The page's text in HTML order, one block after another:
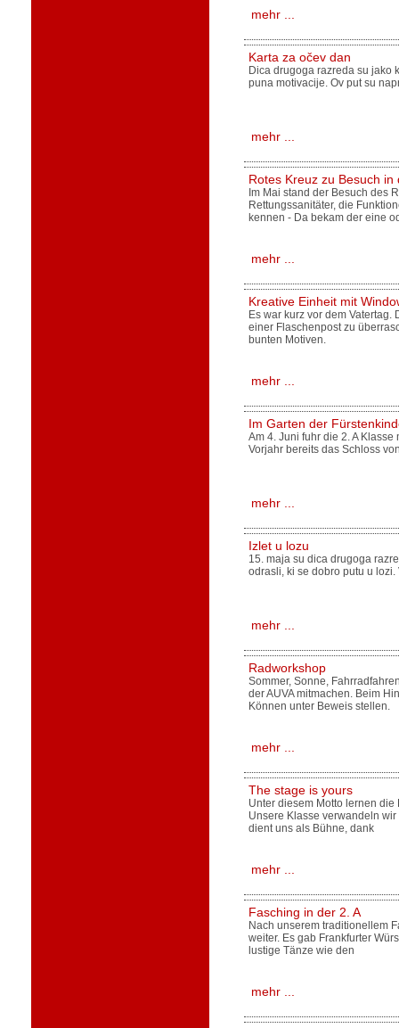
mehr ...
Karta za očev dan
Dica drugoga razreda su jako
puna motivacije. Ov put su
mehr ...
Rotes Kreuz zu Besuch in
Im Mai stand der Besuch des
Rettungssanitäter, die
kennen - Da bekam der eine
mehr ...
Kreative Einheit mit
Es war kurz vor dem Vatertag.
einer Flaschenpost zu
bunten Motiven.
mehr ...
Im Garten der
Am 4. Juni fuhr die 2. A
Vorjahr bereits das Schloss
mehr ...
Izlet u lozu
15. maja su dica drugoga
odrasli, ki se dobro putu u
mehr ...
Radworkshop
Sommer, Sonne,
der AUVA mitmachen. Beim
Können unter Beweis stellen.
mehr ...
The stage is yours
Unter diesem Motto lernen
Unsere Klasse verwandeln
dient uns als Bühne, dank
mehr ...
Fasching in der 2. A
Nach unserem traditionellem
weiter. Es gab Frankfurter
lustige Tänze wie den
mehr ...